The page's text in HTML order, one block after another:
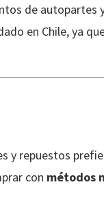
de
en Chile, ya
y repuestos
con métodos